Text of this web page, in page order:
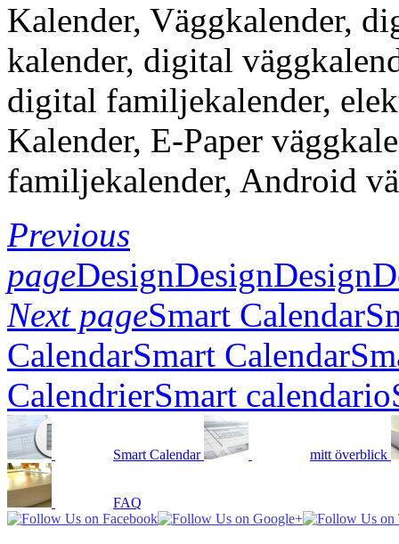
Kalender, Väggkalender,
kalender, digital
digital familjekalender,
Kalender, E-Paper
familjekalender, Android
Previous
pageDesignDesignDesign
Next pageSmart Calendar
CalendarSmart Calendar
CalendrierSmart calendario
Smart Calendar mitt överblick
FAQ